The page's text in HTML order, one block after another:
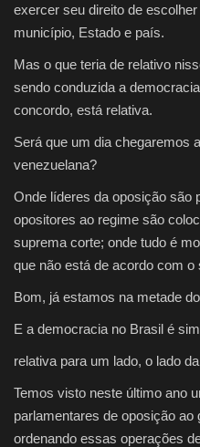
exercer seu direito de
município, Estado e país.
Mas o que teria de relativo
sendo conduzida a
concordo, está relativa.
Será que um dia chegaremos
venezuelana?
Onde líderes da oposição são
opositores ao regime são
suprema corte; onde tudo é
que não está de acordo com
Bom, já estamos na metade
E a democracia no Brasil é
relativa para um lado, o lado
Temos visto neste último ano
parlamentares de oposição
ordenando essas operações